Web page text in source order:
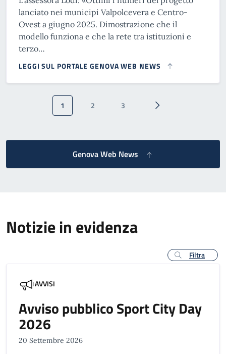
lanciato nei municipi Valpolcevera e Centro-
Ovest a giugno 2025. Dimostrazione che il
modello funziona e che la rete tra istituzioni e
terzo…
LEGGI SUL PORTALE GENOVA WEB NEWS
Paginazione
Pagina attuale
1 Pagina
2 Pagina
3 Pagina successiva
Genova Web News
Notizie in evidenza
Filtra
AVVISI
Avviso pubblico Sport City Day
2026
20 Settembre 2026